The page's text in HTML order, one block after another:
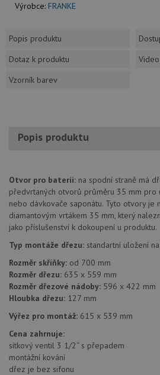
Výrobce: FRANKE
Popis produktu
Dotaz k produktu
Video
Vzorník barev
Popis produktu
Otvor pro baterii: na spodní straně má
předvrtaných otvorů průměru 35 mm pro
nebo dávkovače saponátu. Tyto otvory je
diamantovým vrtákem 35 mm, který
jako příslušenství k dokoupení u produktu.
Typ montáže dřezu: standartní uložení
Rozměr skříňky: od 700 mm
Rozměr dřezu: 635 x 559 mm
Rozměr dřezové nádoby: 596 x 422 mm
Hloubka dřezu: 127 mm
Výřez pro montáž: 615 x 539 mm
Cena zahrnuje:
sítkový ventil 3 1/2“ s přepadem
montážní kování
dřez je bez sifonu